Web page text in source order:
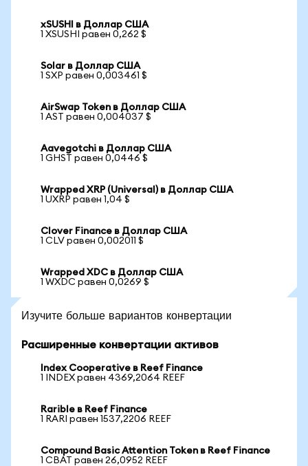
xSUSHI в Доллар США
1 XSUSHI равен 0,262 $
Solar в Доллар США
1 SXP равен 0,003461 $
AirSwap Token в Доллар США
1 AST равен 0,004037 $
Aavegotchi в Доллар США
1 GHST равен 0,0446 $
Wrapped XRP (Universal) в Доллар США
1 UXRP равен 1,04 $
Clover Finance в Доллар США
1 CLV равен 0,002011 $
Wrapped XDC в Доллар США
1 WXDC равен 0,0269 $
Изучите больше вариантов конвертации
Расширенные конвертации активов
Index Cooperative в Reef Finance
1 INDEX равен 4369,2064 REEF
Rarible в Reef Finance
1 RARI равен 1537,2206 REEF
Compound Basic Attention Token в Reef Finance
1 CBAT равен 26,0952 REEF